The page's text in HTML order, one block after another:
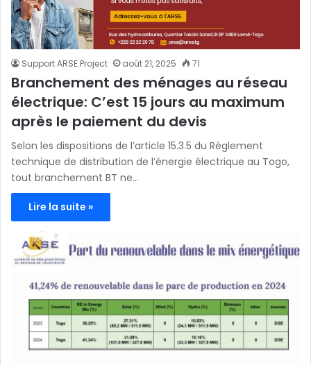
Support ARSE Project août 21, 2025 71
Branchement des ménages au réseau
électrique: C’est 15 jours au maximum
après le paiement du devis
Selon les dispositions de l’article 15.3.5 du Règlement
technique de distribution de l’énergie électrique au Togo,
tout branchement BT ne…
Lire la suite »